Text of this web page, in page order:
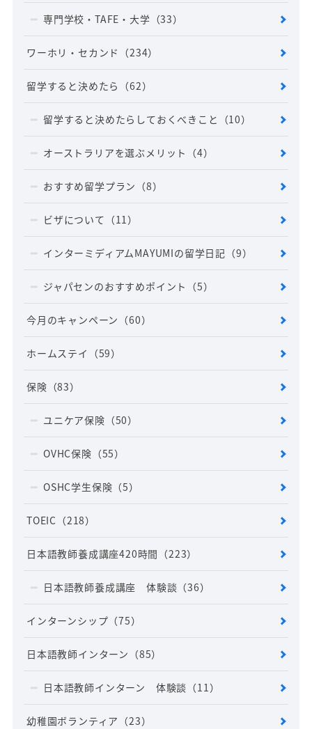
専門学校・TAFE・大学 （33）
ワーホリ・セカンド （234）
留学すると決めたら （62）
留学すると決めたらしておくべきこと （10）
オーストラリアを選ぶメリット （4）
おすすめ留学プラン （8）
ビザについて （11）
インターミディアムMAYUMIの留学日記 （9）
ジャパセンのおすすめポイント （5）
今月のキャンペーン （60）
ホームステイ （59）
保険 （83）
ユニケア保険 （50）
OVHC保険 （55）
OSHC学生保険 （5）
TOEIC （218）
日本語教師養成講座420時間 （223）
日本語教師養成講座 体験談 （36）
インターンシップ （75）
日本語教師インターン （85）
日本語教師インターン 体験談 （11）
幼稚園ボランティア （23）